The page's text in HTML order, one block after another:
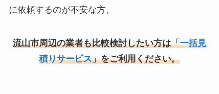
に依頼するのが不安な方、
流山市周辺の業者も比較検討したい方は「一括見
積りサービス」をご利用ください。